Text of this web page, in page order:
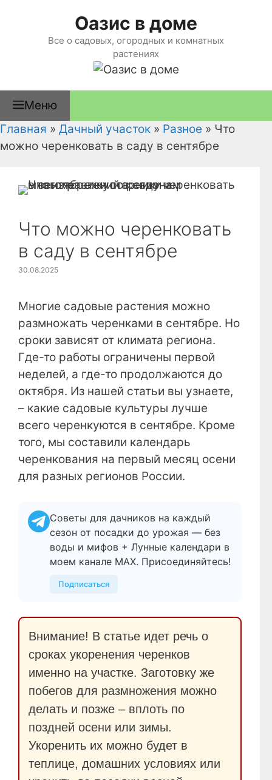
содержимому
Оазис в доме
Все о садовых, огородных и комнатных
растениях
Меню
Главная » Дачный участок » Разное » Что
можно черенковать в саду в сентябре
Что можно черенковать
в саду в сентябре
30.08.2025
Многие садовые растения можно
размножать черенками в сентябре. Но
сроки зависят от климата региона.
Где-то работы ограничены первой
неделей, а где-то продолжаются до
октября. Из нашей статьи вы узнаете,
– какие садовые культуры лучше
всего черенкуются в сентябре. Кроме
того, мы составили календарь
черенкования на первый месяц осени
для разных регионов России.
Советы для дачников на каждый
сезон от посадки до урожая — без
воды и мифов + Лунные календари в
моем канале МАХ. Присоединяйтесь!
Подписаться
Внимание! В статье идет речь о
сроках укоренения черенков
именно на участке. Заготовку же
побегов для размножения можно
делать и позже – вплоть по
поздней осени или зимы.
Укоренить их можно будет в
теплице, домашних условиях или